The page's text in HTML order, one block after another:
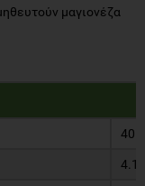
μαγιονέζα
40
4.1